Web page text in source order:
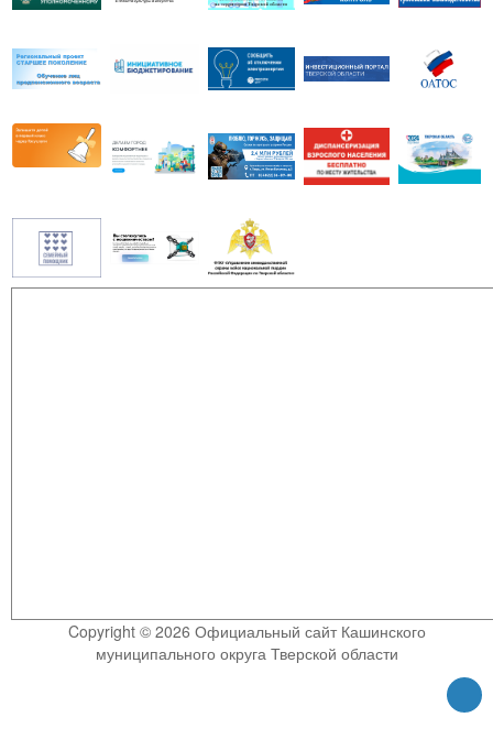
Copyright © 2026 Официальный сайт Кашинского
муниципального округа Тверской области